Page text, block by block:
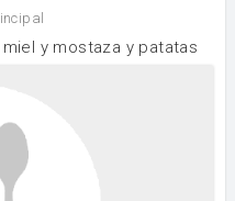
y mostaza y patatas